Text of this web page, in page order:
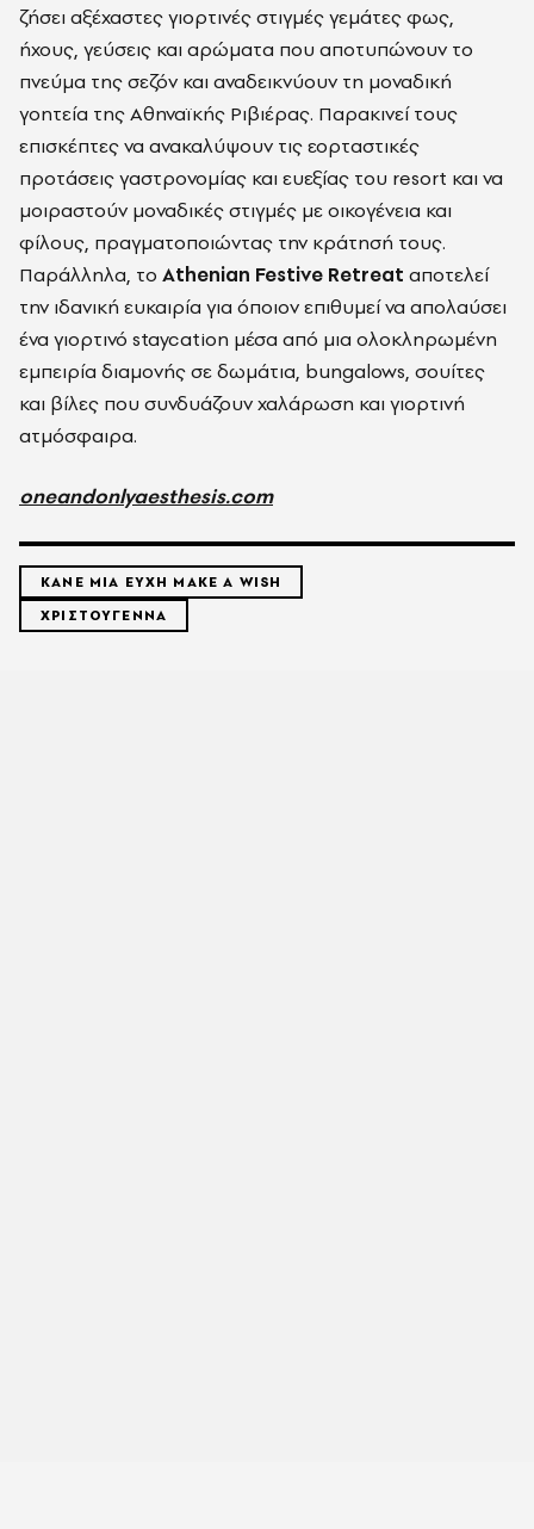
ζήσει αξέχαστες γιορτινές στιγμές γεμάτες φως,
ήχους, γεύσεις και αρώματα που αποτυπώνουν το
πνεύμα της σεζόν και αναδεικνύουν τη μοναδική
γοητεία της Αθηναϊκής Ριβιέρας. Παρακινεί τους
επισκέπτες να ανακαλύψουν τις εορταστικές
προτάσεις γαστρονομίας και ευεξίας του resort και να
μοιραστούν μοναδικές στιγμές με οικογένεια και
φίλους, πραγματοποιώντας την κράτησή τους.
Παράλληλα, το Athenian Festive Retreat αποτελεί
την ιδανική ευκαιρία για όποιον επιθυμεί να απολαύσει
ένα γιορτινό staycation μέσα από μια ολοκληρωμένη
εμπειρία διαμονής σε δωμάτια, bungalows, σουίτες
και βίλες που συνδυάζουν χαλάρωση και γιορτινή
ατμόσφαιρα.
oneandonlyaesthesis.com
ΚΑΝΕ ΜΙΑ ΕΥΧΗ MAKE A WISH
ΧΡΙΣΤΟΥΓΕΝΝΑ